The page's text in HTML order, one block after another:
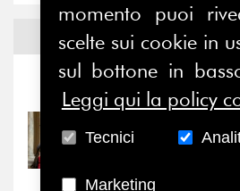
Notizie ed
31/07/2026
Prima della pausa
momento puoi
scelte sui cookie in
sul bottone in
Leggi qui la policy
Tecnici
Marketing